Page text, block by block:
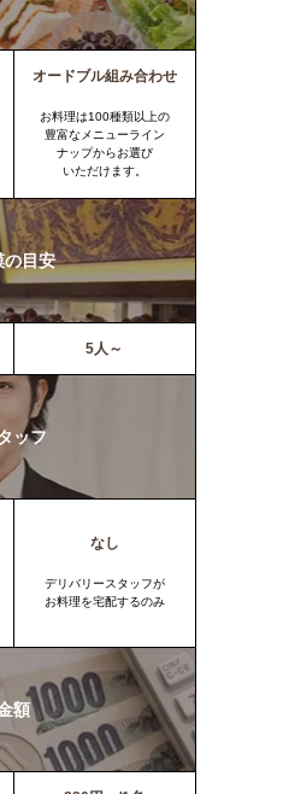
オードブル組み合わせ
お料理は100種類以上の
豊富なメニューライン
ナップからお選び
いただけます。
の目安
5人～
ッフ
なし
デリバリースタッフが
お料理を宅配するのみ
額